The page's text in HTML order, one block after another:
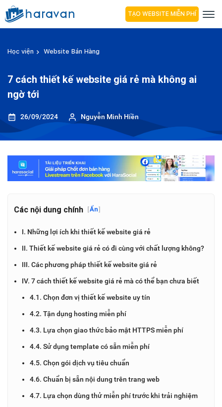
TẠO WEBSITE MIỄN PHÍ
Học viện Website Bán Hàng
7 cách thiết kế website giá rẻ mà không ai
ngờ tới
26/09/2024 Nguyễn Minh Hiền
Các nội dung chính [Ẩn]
I. Những lợi ích khi thiết kế website giá rẻ
II. Thiết kế website giá rẻ có đi cùng với chất lượng không?
III. Các phương pháp thiết kế website giá rẻ
IV. 7 cách thiết kế website giá rẻ mà có thể bạn chưa biết
4.1. Chọn đơn vị thiết kế website uy tín
4.2. Tận dụng hosting miễn phí
4.3. Lựa chọn giao thức bảo mật HTTPS miễn phí
4.4. Sử dụng template có sẵn miễn phí
4.5. Chọn gói dịch vụ tiêu chuẩn
4.6. Chuẩn bị sẵn nội dung trên trang web
4.7. Lựa chọn dùng thử miễn phí trước khi trải nghiệm